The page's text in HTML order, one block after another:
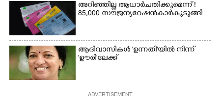
അറിഞ്ഞില്ല ആധാർ ചതിക്കുമെന്ന് !
85,000 സൗജന്യ റേഷൻകാർ കുടുങ്ങി
ആദിവാസികൾ 'ഉന്നതി'യിൽ നിന്ന്
'ഊരി'ലേക്ക്
ADVERTISEMENT